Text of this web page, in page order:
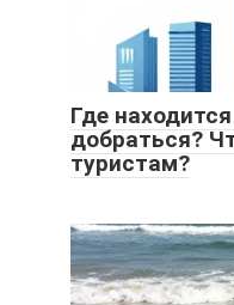
Где
добраться?
туристам?